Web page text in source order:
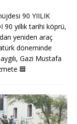
90 YIILIK
90 yıllık tarihi köprü,
yeniden araç
döneminde
Gazi Mustafa
🟦